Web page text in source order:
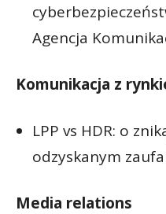
Agencja
Komunikacja z
LPP vs HDR: o
odzyskanym
Media relations